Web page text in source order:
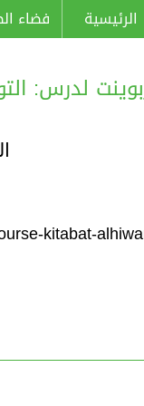
الرئيسية فضاء